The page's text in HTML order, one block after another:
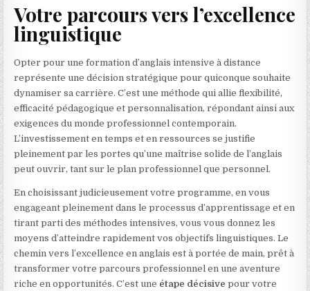
Votre parcours vers l’excellence
linguistique
Opter pour une formation d’anglais intensive à distance
représente une décision stratégique pour quiconque souhaite
dynamiser sa carrière. C’est une méthode qui allie flexibilité,
efficacité pédagogique et personnalisation, répondant ainsi aux
exigences du monde professionnel contemporain.
L’investissement en temps et en ressources se justifie
pleinement par les portes qu’une maîtrise solide de l’anglais
peut ouvrir, tant sur le plan professionnel que personnel.
En choisissant judicieusement votre programme, en vous
engageant pleinement dans le processus d’apprentissage et en
tirant parti des méthodes intensives, vous vous donnez les
moyens d’atteindre rapidement vos objectifs linguistiques. Le
chemin vers l’excellence en anglais est à portée de main, prêt à
transformer votre parcours professionnel en une aventure
riche en opportunités. C’est une étape décisive pour votre